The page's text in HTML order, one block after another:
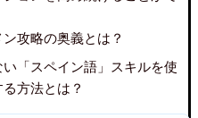
攻略の奥義とは？
「スペイン語」スキルを使
方法とは？